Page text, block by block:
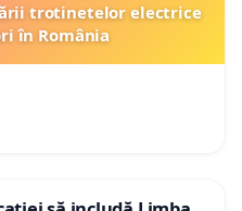
trotinetelor electrice
în România